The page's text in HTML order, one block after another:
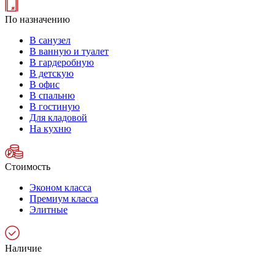
По назначению
В санузел
В ванную и туалет
В гардеробную
В детскую
В офис
В спальню
В гостиную
Для кладовой
На кухню
Стоимость
Эконом класса
Премиум класса
Элитные
Наличие